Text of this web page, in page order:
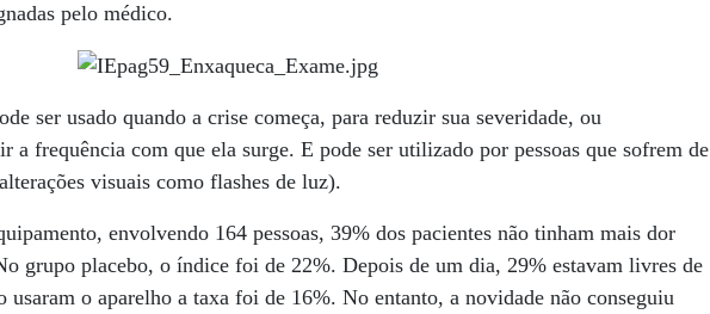
pelo médico.
ser usado quando a crise começa, para reduzir sua severidade, ou
a frequência com que ela surge. E pode ser utilizado por pessoas que sofrem de
visuais como flashes de luz).
envolvendo 164 pes­soas, 39% dos pacientes não tinham mais dor
grupo placebo, o índice foi de 22%. Depois de um dia, 29% estavam livres de
usaram o aparelho a taxa foi de 16%. No entanto, a novidade não conseguiu